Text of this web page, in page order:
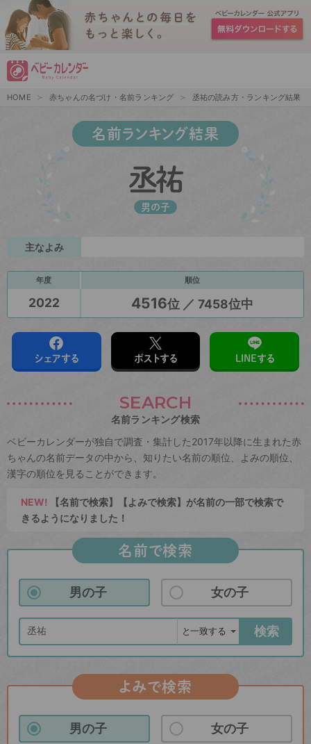
HOME 赤ちゃんの名づけ・名前ランキング 丞祐の読み方・ランキング結果
名前ランキング結果
丞祐
男の子
主なよみ
年度 順位
2022 4516位 ／ 7458位中
シェアする ポストする LINEする
SEARCH
名前ランキング検索
ベビーカレンダーが独自で調査・集計した2017年以降に生まれた赤
ちゃんの名前データの中から、知りたい名前の順位、よみの順位、
漢字の順位を見ることができます。
NEW! 【名前で検索】【よみで検索】が名前の一部で検索で
きるようになりました！
名前で検索
男の子 女の子
検索
よみで検索
男の子 女の子